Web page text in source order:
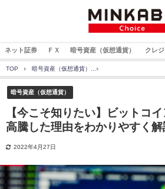
ネット証券 ＦＸ 暗号資産（仮想通貨） クレ
TOP 暗号資産（仮想通貨）
暗号資産（仮想通貨）
【今こそ知りたい】ビットコ
高騰した理由をわかりやすく解
2022年4月27日